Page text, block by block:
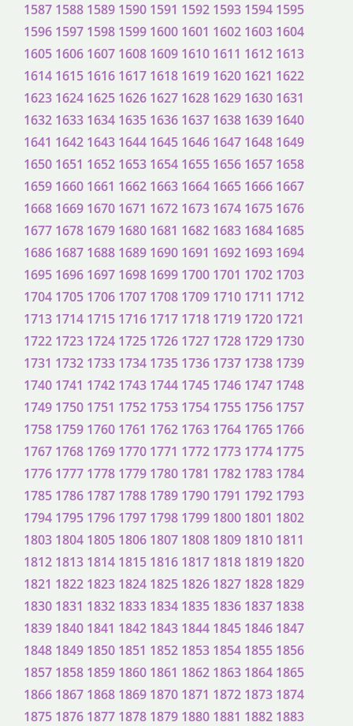
1587 1588 1589 1590 1591 1592 1593 1594 1595
1596 1597 1598 1599 1600 1601 1602 1603 1604
1605 1606 1607 1608 1609 1610 1611 1612 1613
1614 1615 1616 1617 1618 1619 1620 1621 1622
1623 1624 1625 1626 1627 1628 1629 1630 1631
1632 1633 1634 1635 1636 1637 1638 1639 1640
1641 1642 1643 1644 1645 1646 1647 1648 1649
1650 1651 1652 1653 1654 1655 1656 1657 1658
1659 1660 1661 1662 1663 1664 1665 1666 1667
1668 1669 1670 1671 1672 1673 1674 1675 1676
1677 1678 1679 1680 1681 1682 1683 1684 1685
1686 1687 1688 1689 1690 1691 1692 1693 1694
1695 1696 1697 1698 1699 1700 1701 1702 1703
1704 1705 1706 1707 1708 1709 1710 1711 1712
1713 1714 1715 1716 1717 1718 1719 1720 1721
1722 1723 1724 1725 1726 1727 1728 1729 1730
1731 1732 1733 1734 1735 1736 1737 1738 1739
1740 1741 1742 1743 1744 1745 1746 1747 1748
1749 1750 1751 1752 1753 1754 1755 1756 1757
1758 1759 1760 1761 1762 1763 1764 1765 1766
1767 1768 1769 1770 1771 1772 1773 1774 1775
1776 1777 1778 1779 1780 1781 1782 1783 1784
1785 1786 1787 1788 1789 1790 1791 1792 1793
1794 1795 1796 1797 1798 1799 1800 1801 1802
1803 1804 1805 1806 1807 1808 1809 1810 1811
1812 1813 1814 1815 1816 1817 1818 1819 1820
1821 1822 1823 1824 1825 1826 1827 1828 1829
1830 1831 1832 1833 1834 1835 1836 1837 1838
1839 1840 1841 1842 1843 1844 1845 1846 1847
1848 1849 1850 1851 1852 1853 1854 1855 1856
1857 1858 1859 1860 1861 1862 1863 1864 1865
1866 1867 1868 1869 1870 1871 1872 1873 1874
1875 1876 1877 1878 1879 1880 1881 1882 1883